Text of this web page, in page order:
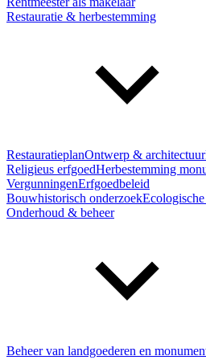
Restauratie & herbestemming
RestauratieplanOntwerp & architectuur
Religieus erfgoedHerbestemming
VergunningenErfgoedbeleid
Bouwhistorisch onderzoek
Onderhoud & beheer
Beheer van landgoederen en